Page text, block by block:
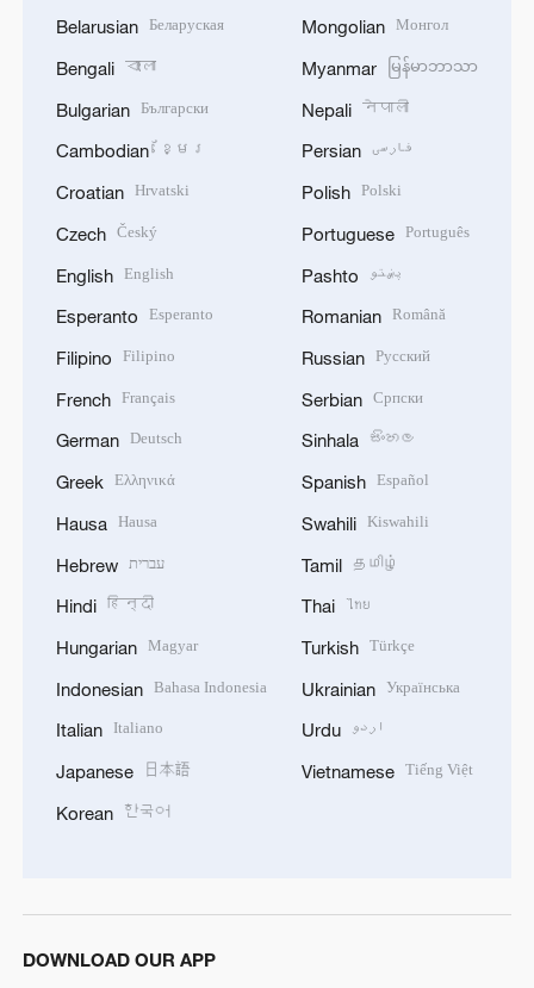
Belarusian Беларуская
Bengali বাংলা
Bulgarian Български
Cambodian ខ្មែរ
Croatian Hrvatski
Czech Český
English English
Esperanto Esperanto
Filipino Filipino
French Français
German Deutsch
Greek Ελληνικά
Hausa Hausa
Hebrew עברית
Hindi हिन्दी
Hungarian Magyar
Indonesian Bahasa Indonesia
Italian Italiano
Japanese 日本語
Korean 한국어
Mongolian Монгол
Myanmar မြန်မာဘာသာ
Nepali नेपाली
Persian فارسی
Polish Polski
Portuguese Português
Pashto پښتو
Romanian Română
Russian Русский
Serbian Српски
Sinhala සිංහල
Spanish Español
Swahili Kiswahili
Tamil தமிழ்
Thai ไทย
Turkish Türkçe
Ukrainian Українська
Urdu اردو
Vietnamese Tiếng Việt
DOWNLOAD OUR APP